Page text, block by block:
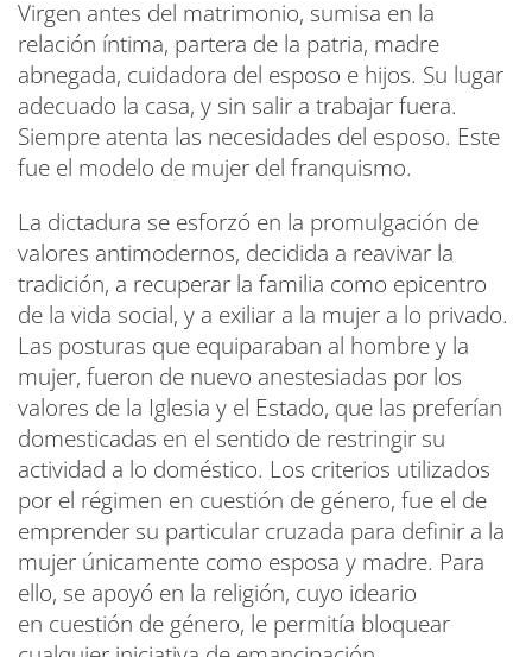
Virgen antes del matrimonio, sumisa en la
relación íntima, partera de la patria, madre
abnegada, cuidadora del esposo e hijos. Su lugar
adecuado la casa, y sin salir a trabajar fuera.
Siempre atenta las necesidades del esposo. Este
fue el modelo de mujer del franquismo.
La dictadura se esforzó en la promulgación de
valores antimodernos, decidida a reavivar la
tradición, a recuperar la familia como epicentro
de la vida social, y a exiliar a la mujer a lo privado.
Las posturas que equiparaban al hombre y la
mujer, fueron de nuevo anestesiadas por los
valores de la Iglesia y el Estado, que las preferían
domesticadas en el sentido de restringir su
actividad a lo doméstico. Los criterios utilizados
por el régimen en cuestión de género, fue el de
emprender su particular cruzada para definir a la
mujer únicamente como esposa y madre. Para
ello, se apoyó en la religión, cuyo ideario
en cuestión de género, le permitía bloquear